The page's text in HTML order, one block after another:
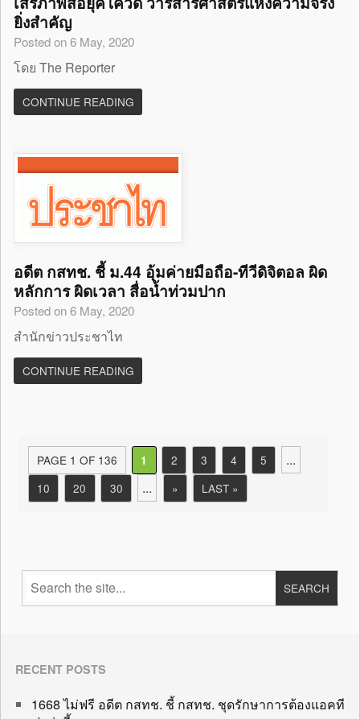
ยิ่งสำคัญ
Posted on 6 May, 2020
โดย The Reporter
CONTINUE READING
อดีต กสทช. ชี้ ม.44 อุ้มค่ายมือถือ-ทีวีดิจิตอล ผิด
หลักการ ผิดเวลา สื่อน้ำท่วมปาก
Posted on 6 May, 2020
สำนักข่าวประชาไท
CONTINUE READING
PAGE 1 OF 136 1 2 3 4 5 ...
10 20 30 ... » LAST »
RECENT POSTS
1668 ไม่ฟรี อดีต กสทช. ชี้ กสทช. ชุดรักษาการต้องแอคที